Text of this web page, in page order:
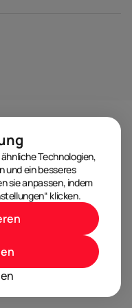
Technologien,
und ein besseres
sie anpassen, indem
klicken.